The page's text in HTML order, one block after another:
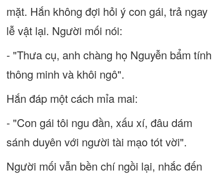
mặt. Hắn không đợi hỏi ý con gái, trả ngay
lễ vật lại. Người mối nói:
- "Thưa cụ, anh chàng họ Nguyễn bẩm tính
thông minh và khôi ngô".
Hắn đáp một cách mỉa mai:
- "Con gái tôi ngu đần, xấu xí, đâu dám
sánh duyên với người tài mạo tót vời".
Người mối vẫn bền chí ngồi lại, nhắc đến